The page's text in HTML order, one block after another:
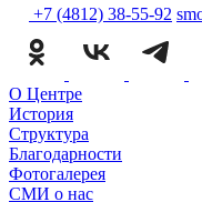
+7 (4812) 38-55-92
О Центре
История
Структура
Благодарности
Фотогалерея
СМИ о нас